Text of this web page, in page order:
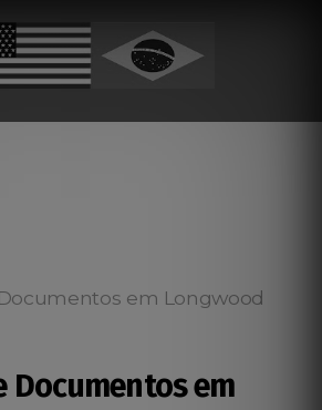
em Longwood
Documentos em